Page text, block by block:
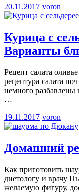
20.11.2017 voron
Курица с
Варианты
Рецепт салата
рецептура салата
немного
…
19.11.2017 voron
Домашний
Как приготовить
диетологу и врачу
желаемую фигуру,